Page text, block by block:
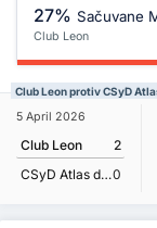
27% Sačuvane
Club Leon
Club Leon protiv CSyD
5 April 2026
Club Leon
2
CSyD Atlas de Guadalajara0